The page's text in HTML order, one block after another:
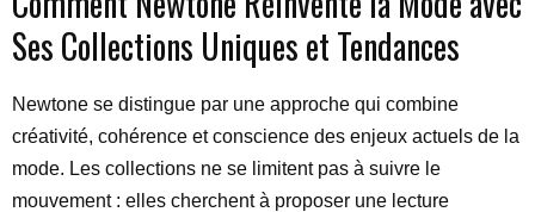
Ses Collections Uniques et Tendances
Newtone se distingue par une approche qui combine
créativité, cohérence et conscience des enjeux actuels de la
mode. Les collections ne se limitent pas à suivre le
mouvement : elles cherchent à proposer une lecture